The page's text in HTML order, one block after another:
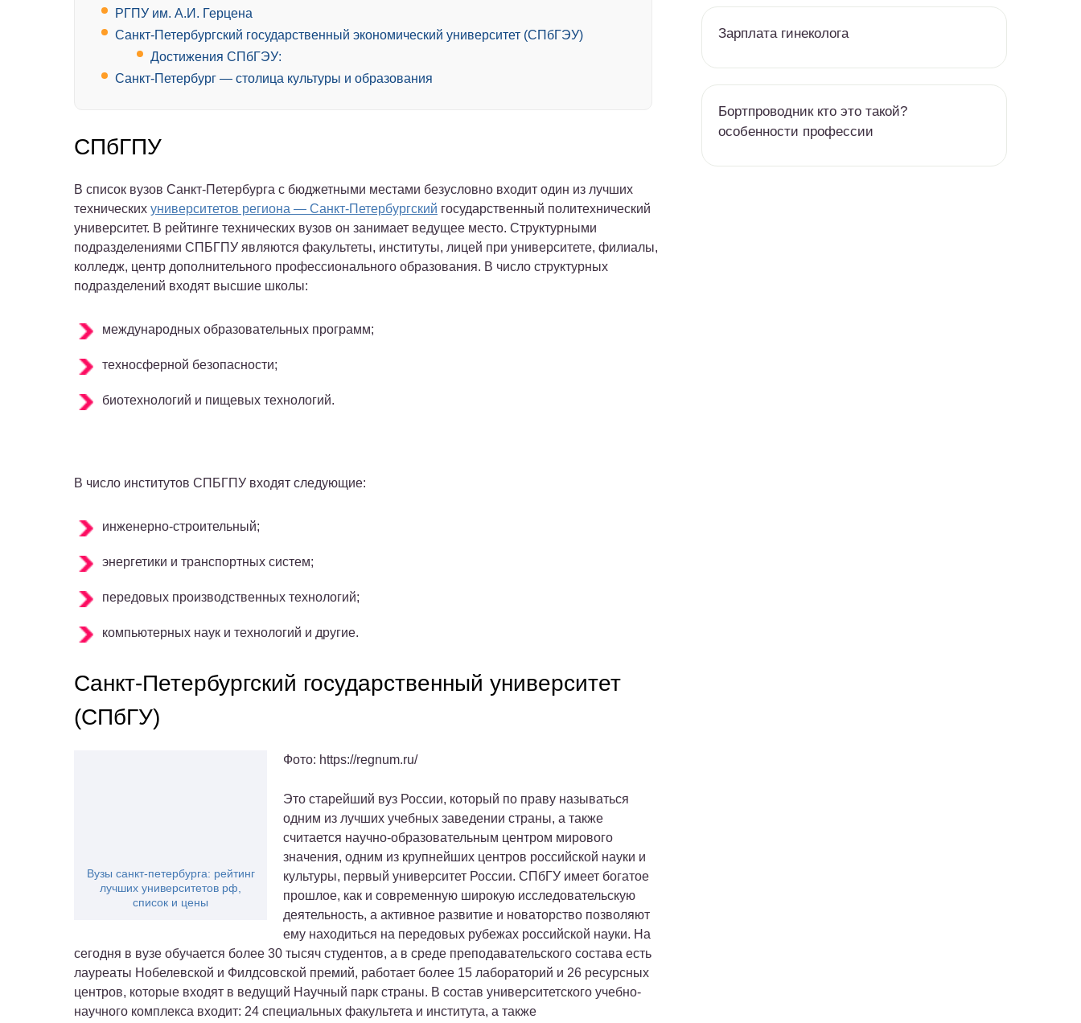
РГПУ им. А.И. Герцена
Санкт-Петербургский государственный экономический университет (СПбГЭУ)
Достижения СПбГЭУ:
Санкт-Петербург — столица культуры и образования
СПбГПУ
В список вузов Санкт-Петербурга с бюджетными местами безусловно входит один из лучших
технических университетов региона — Санкт-Петербургский государственный политехнический
университет. В рейтинге технических вузов он занимает ведущее место. Структурными
подразделениями СПБГПУ являются факультеты, институты, лицей при университете, филиалы,
колледж, центр дополнительного профессионального образования. В число структурных
подразделений входят высшие школы:
международных образовательных программ;
техносферной безопасности;
биотехнологий и пищевых технологий.
В число институтов СПБГПУ входят следующие:
инженерно-строительный;
энергетики и транспортных систем;
передовых производственных технологий;
компьютерных наук и технологий и другие.
Санкт-Петербургский государственный университет
(СПбГУ)
Вузы санкт-петербурга: рейтинг
лучших университетов рф,
список и цены
Фото: https://regnum.ru/
Это старейший вуз России, который по праву называться
одним из лучших учебных заведении страны, а также
считается научно-образовательным центром мирового
значения, одним из крупнейших центров российской науки и
культуры, первый университет России. СПбГУ имеет богатое
прошлое, как и современную широкую исследовательскую
деятельность, а активное развитие и новаторство позволяют
ему находиться на передовых рубежах российской науки. На
сегодня в вузе обучается более 30 тысяч студентов, а в среде преподавательского состава есть
лауреаты Нобелевской и Филдсовской премий, работает более 15 лабораторий и 26 ресурсных
центров, которые входят в ведущий Научный парк страны. В состав университетского учебно-
научного комплекса входит: 24 специальных факультета и института, а также
Зарплата гинеколога
Бортпроводник кто это такой?
особенности профессии